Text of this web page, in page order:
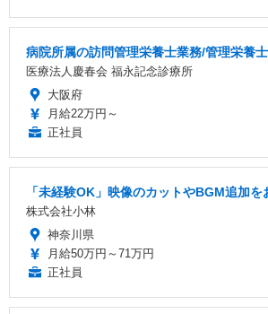
病院所属の訪問管理栄養士業務/管理栄養
医療法人慶春会 福永記念診療所
大阪府
月給22万円～
正社員
「未経験OK」映像のカットやBGM追加
株式会社小林
神奈川県
月給50万円～71万円
正社員